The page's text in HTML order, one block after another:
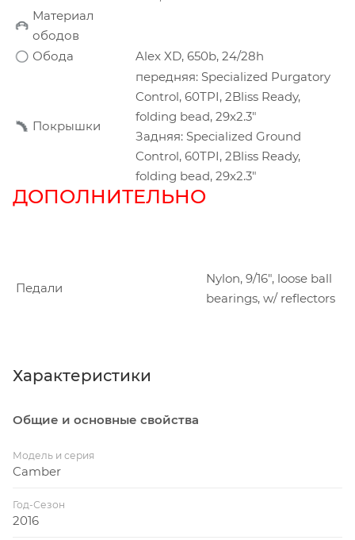
Материал
ободов
Обода
Alex XD, 650b, 24/28h
Покрышки
передняя: Specialized Purgatory
Control, 60TPI, 2Bliss Ready,
folding bead, 29x2.3"
Задняя: Specialized Ground
Control, 60TPI, 2Bliss Ready,
folding bead, 29x2.3"
ДОПОЛНИТЕЛЬНО
Педали
Nylon, 9/16", loose ball
bearings, w/ reflectors
Характеристики
Общие и основные свойства
Модель и серия
Camber
Год-Сезон
2016